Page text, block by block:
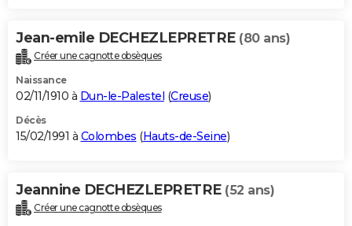
Jean-emile DECHEZLEPRETRE (80 ans)
Créer une cagnotte obsèques
Naissance
02/11/1910 à Dun-le-Palestel (Creuse)
Décès
15/02/1991 à Colombes (Hauts-de-Seine)
Jeannine DECHEZLEPRETRE (52 ans)
Créer une cagnotte obsèques